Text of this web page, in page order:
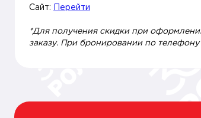
Сайт:
Перейти
*Для получения скидки при
заказу. При бронировании по